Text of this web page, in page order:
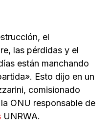
el
las pérdidas y el
están manchando
Esto dijo en un
comisionado
ONU responsable de
UNRWA.